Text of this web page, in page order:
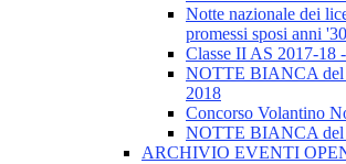
Notte nazionale dei
promessi sposi anni '30
Classe II AS 2017-18
NOTTE BIANCA del
2018
Concorso Volantino
NOTTE BIANCA del
ARCHIVIO EVENTI